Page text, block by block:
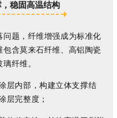
稳固高温结构
题，纤维增强成为标准化
含莫来石纤维、高铝陶瓷
纤维。
层内部，构建立体支撑结
层完整度；